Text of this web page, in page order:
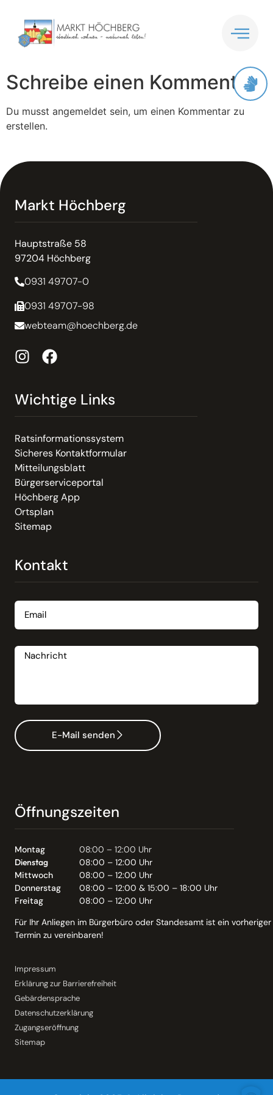
springen
Schreibe einen Kommentar
Du musst angemeldet sein, um einen Kommentar zu
erstellen.
Markt Höchberg
Hauptstraße 58
97204 Höchberg
0931 49707-0
0931 49707-98
webteam@hoechberg.de
Wichtige Links
Ratsinformationssystem
Sicheres Kontaktformular
Mitteilungsblatt
Bürgerserviceportal
Höchberg App
Ortsplan
Sitemap
Kontakt
E-Mail senden
Öffnungszeiten
Montag
08:00 – 12:00 Uhr
Dienstag
08:00 – 12:00 Uhr
Mittwoch
08:00 – 12:00 Uhr
Donnerstag
08:00 – 12:00 & 15:00 – 18:00 Uhr
Freitag
08:00 – 12:00 Uhr
Für Ihr Anliegen im Bürgerbüro oder Standesamt ist ein vorheriger
Termin zu vereinbaren!
Impressum
Erklärung zur Barrierefreiheit
Gebärdensprache
Datenschutzerklärung
Zugangseröffnung
Sitemap